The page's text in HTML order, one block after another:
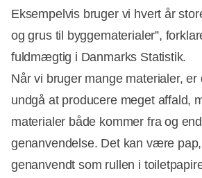
Eksempelvis bruger vi hvert år
og grus til byggematerialer”,
fuldmægtig i Danmarks Statistik.
Når vi bruger mange materialer,
undgå at producere meget affald,
materialer både kommer fra og
genanvendelse. Det kan være
genanvendt som rullen i